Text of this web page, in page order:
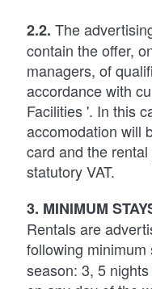
2.2. The
contain the offer,
managers, of
accordance with
Facilities '. In this
accomodation will
card and the
statutory VAT.
3. MINIMUM
Rentals are
following minimum
season: 3, 5